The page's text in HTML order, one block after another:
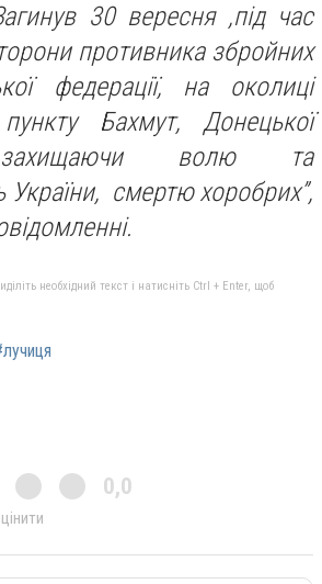
30 вересня ,під час
противника збройних
федерації, на околиці
Бахмут, Донецької
захищаючи волю та
України, смертю хоробрих”,
необхідний текст і натисніть Ctrl + Enter, щоб
0,0